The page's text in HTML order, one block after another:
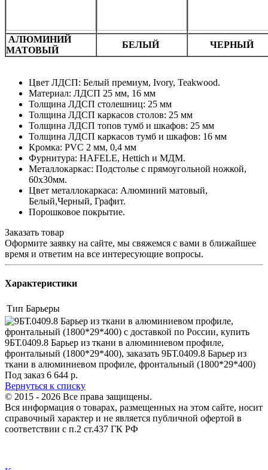
АЛЮМИНИЙ
МАТОВЫЙ
БЕЛЫЙ ЧЕРНЫЙ
Цвет ЛДСП: Белый премиум, Ivory, Teakwood.
Материал: ЛДСП 25 мм, 16 мм
Толщина ЛДСП столешниц: 25 мм
Толщина ЛДСП каркасов столов: 25 мм
Толщина ЛДСП топов тумб и шкафов: 25 мм
Толщина ЛДСП каркасов тумб и шкафов: 16 мм
Кромка: PVC 2 мм, 0,4 мм
Фурнитура: HAFELE, Hettich и МДМ.
Металлокаркас: Подстолье с прямоугольной ножкой,
60х30мм.
Цвет металлокаркаса: Алюминий матовый,
Белый,Черный, Графит.
Порошковое покрытие.
Заказать товар
Оформите заявку на сайте, мы свяжемся с вами в ближайшее
время и ответим на все интересующие вопросы.
Характеристики
Тип Барьеры
Под заказ 6 644 р.
Вернуться к списку
© 2015 - 2026 Все права защищены.
Вся информация о товарах, размещенных на этом сайте, носит
справочный характер и не является публичной офертой в
соответствии с п.2 ст.437 ГК РФ